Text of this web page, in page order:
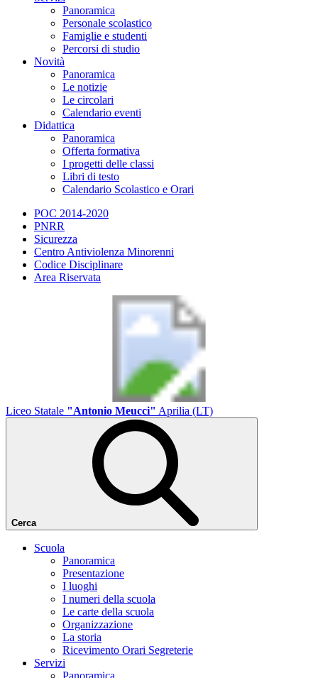
Panoramica
Personale scolastico
Famiglie e studenti
Percorsi di studio
Novità
Panoramica
Le notizie
Le circolari
Calendario eventi
Didattica
Panoramica
Offerta formativa
I progetti delle classi
Libri di testo
Calendario Scolastico e Orari
POC 2014-2020
PNRR
Sicurezza
Centro Antiviolenza Minorenni
Codice Disciplinare
Area Riservata
Liceo Statale "Antonio Meucci" Aprilia (LT)
Cerca
Scuola
Panoramica
Presentazione
I luoghi
I numeri della scuola
Le carte della scuola
Organizzazione
La storia
Ricevimento Orari Segreterie
Servizi
Panoramica